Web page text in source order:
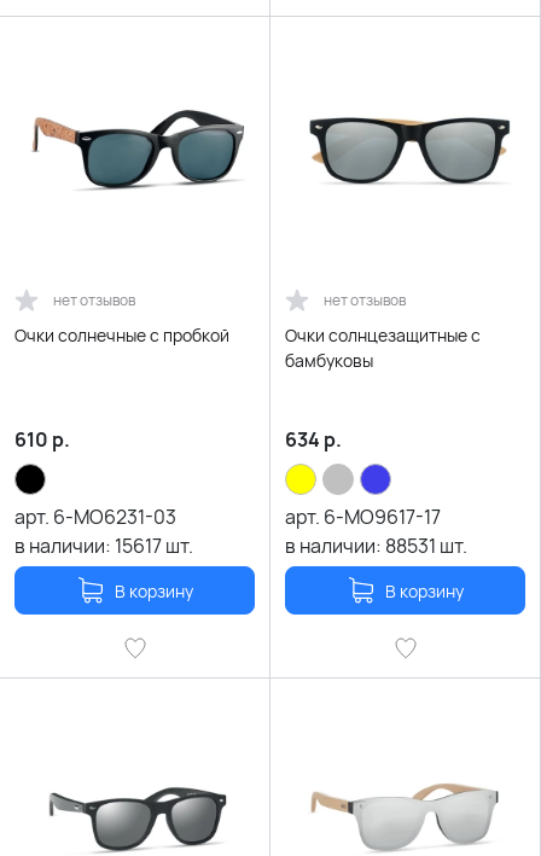
нет отзывов
Очки солнечные с пробкой
610 р.
арт. 6-MO6231-03
в наличии: 15617шт.
В корзину
нет отзывов
Очки солнцезащитные с
бамбуковы
634 р.
арт. 6-MO9617-17
в наличии: 88531 шт.
В корзину